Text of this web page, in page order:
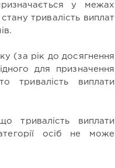
у межах
тривалість виплат
(за рік до досягнення
для призначення
тривалість виплати
тривалість виплати
осіб не може